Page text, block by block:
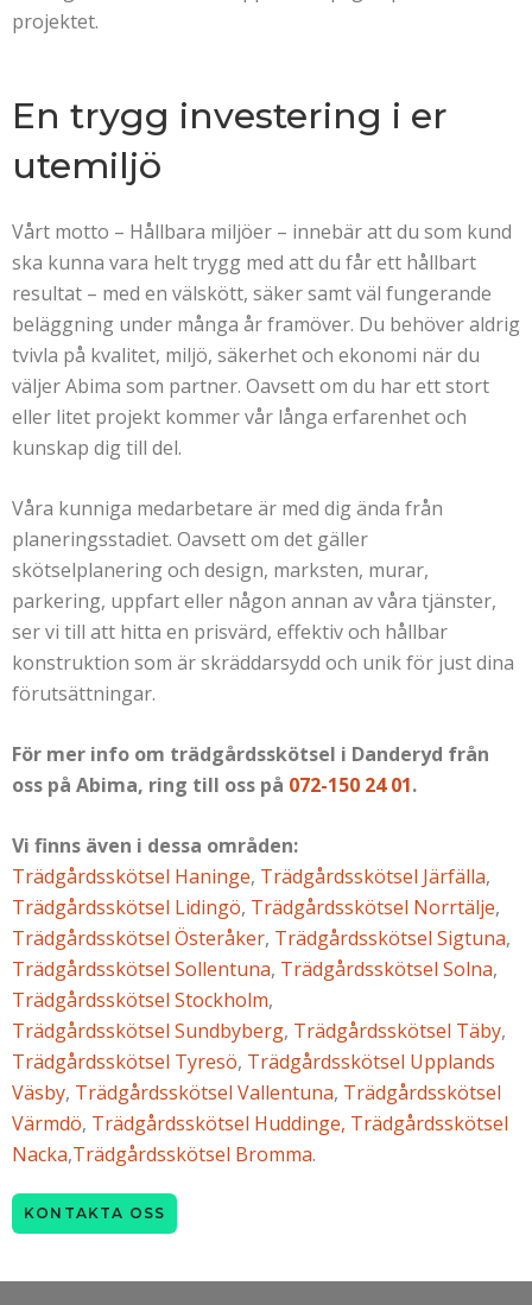
projektet.
En trygg investering i er
utemiljö
Vårt motto – Hållbara miljöer – innebär att du som kund
ska kunna vara helt trygg med att du får ett hållbart
resultat – med en välskött, säker samt väl fungerande
beläggning under många år framöver. Du behöver aldrig
tvivla på kvalitet, miljö, säkerhet och ekonomi när du
väljer Abima som partner. Oavsett om du har ett stort
eller litet projekt kommer vår långa erfarenhet och
kunskap dig till del.
Våra kunniga medarbetare är med dig ända från
planeringsstadiet. Oavsett om det gäller
skötselplanering och design, marksten, murar,
parkering, uppfart eller någon annan av våra tjänster,
ser vi till att hitta en prisvärd, effektiv och hållbar
konstruktion som är skräddarsydd och unik för just dina
förutsättningar.
För mer info om trädgårdsskötsel i Danderyd från
oss på Abima, ring till oss på 072-150 24 01.
Vi finns även i dessa områden:
Trädgårdsskötsel Haninge, Trädgårdsskötsel Järfälla,
Trädgårdsskötsel Lidingö, Trädgårdsskötsel Norrtälje,
Trädgårdsskötsel Österåker, Trädgårdsskötsel Sigtuna,
Trädgårdsskötsel Sollentuna, Trädgårdsskötsel Solna,
Trädgårdsskötsel Stockholm,
Trädgårdsskötsel Sundbyberg, Trädgårdsskötsel Täby,
Trädgårdsskötsel Tyresö, Trädgårdsskötsel Upplands
Väsby, Trädgårdsskötsel Vallentuna, Trädgårdsskötsel
Värmdö, Trädgårdsskötsel Huddinge, Trädgårdsskötsel
Nacka,Trädgårdsskötsel Bromma.
KONTAKTA OSS